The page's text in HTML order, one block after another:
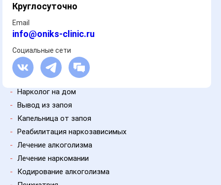
- Нарколог на дом
- Вывод из запоя
-
Капельница от запоя
- Реабилитация наркозависимых
- Лечение алкоголизма
- Лечение наркомании
-
Кодирование алкоголизма
Круглосуточно
Email
info@oniks-clinic.ru
Социальные сети